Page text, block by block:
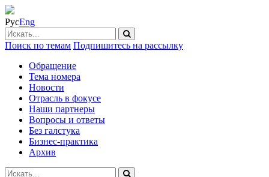
РусEng
Поиск по темам Подпишитесь на рассылку
Обращение
Тема номера
Новости
Отрасль в фокусе
Наши партнеры
Вопросы и ответы
Без галстука
Бизнес-практика
Архив